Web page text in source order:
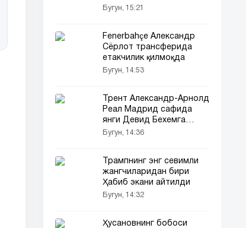
этилди
Бугун, 15:21
Fenerbahçe Александр
Сёрлот трансферида
етакчилик қилмоқда
Бугун, 14:53
Трент Александр-Арнолд
Реал Мадрид сафида
янги Девид Бехемга
айланиши мумкин
Бугун, 14:36
Трампнинг энг севимли
жангчиларидан бири
Ҳабиб экани айтилди
Бугун, 14:32
Ҳусановнинг бобоси